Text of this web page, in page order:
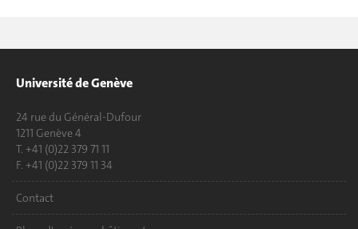
Université de Genève
24 rue du Général-Dufour
1211 Genève 4
T. +41 (0)22 379 71 11
F. +41 (0)22 379 11 34
Contact